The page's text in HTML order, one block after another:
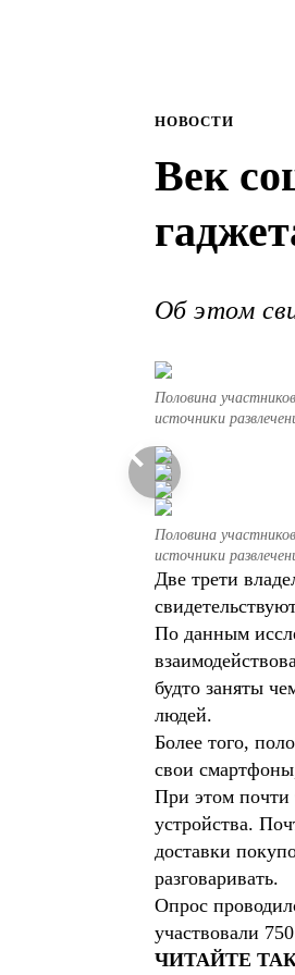
НОВОСТИ
Век
Об этом
Половина
источники
Половина
источники
Две трети
По данным
будто заняты
людей.
Более того,
свои
При этом почти
устройства.
доставки
разговаривать.
Опрос
участвовали
ЧИТАЙТЕ